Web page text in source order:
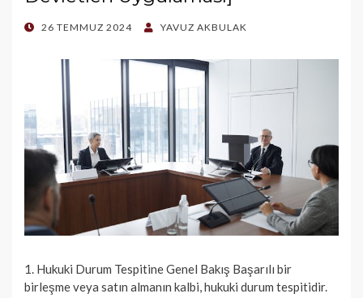
POSTED
26 TEMMUZ 2024 YAVUZ AKBULAK
1. Hukuki Durum Tespitine Genel Bakış Başarılı bir
birleşme veya satın almanın kalbi, hukuki durum tespitidir.